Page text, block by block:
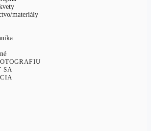
materiály
SA